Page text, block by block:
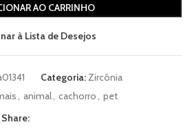
AO CARRINHO
à Lista de Desejos
Categoria:Zircônia
, animal, cachorro, pet
Share: